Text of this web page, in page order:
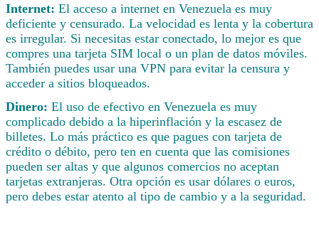
Internet: El acceso a internet en Venezuela es muy
deficiente y censurado. La velocidad es lenta y la cobertura
es irregular. Si necesitas estar conectado, lo mejor es que
compres una tarjeta SIM local o un plan de datos móviles.
También puedes usar una VPN para evitar la censura y
acceder a sitios bloqueados.
Dinero: El uso de efectivo en Venezuela es muy
complicado debido a la hiperinflación y la escasez de
billetes. Lo más práctico es que pagues con tarjeta de
crédito o débito, pero ten en cuenta que las comisiones
pueden ser altas y que algunos comercios no aceptan
tarjetas extranjeras. Otra opción es usar dólares o euros,
pero debes estar atento al tipo de cambio y a la seguridad.